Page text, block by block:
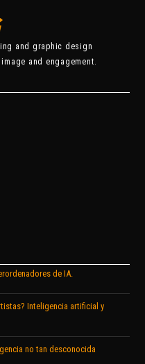
and graphic design
and engagement.
de IA.
Inteligencia artificial y
no tan desconocida